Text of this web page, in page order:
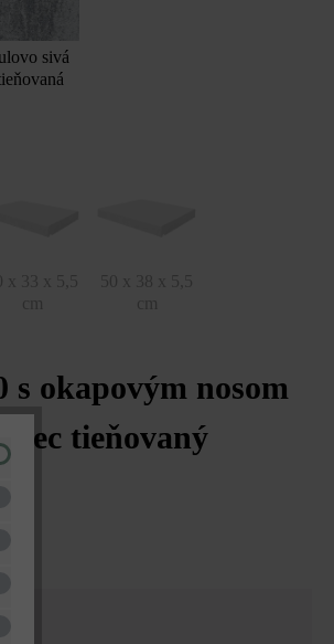
sivá
okapovým nosom
tieňovaný